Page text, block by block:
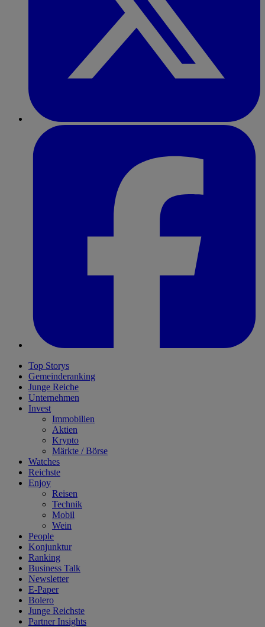
Top Storys
Gemeinderanking
Junge Reiche
Unternehmen
Invest
Immobilien
Aktien
Krypto
Märkte / Börse
Watches
Reichste
Enjoy
Reisen
Technik
Mobil
Wein
People
Konjunktur
Ranking
Business Talk
Newsletter
E-Paper
Bolero
Junge Reichste
Partner Insights